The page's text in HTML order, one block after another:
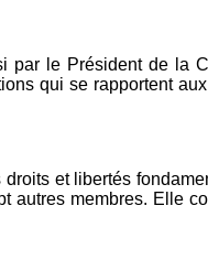
par le Président de la
qui se rapportent
et libertés
membres. Elle